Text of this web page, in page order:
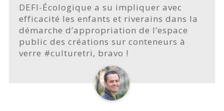
DEFI-Écologique a su impliquer avec
efficacité les enfants et riverains dans la
démarche d’appropriation de l’espace
public des créations sur conteneurs à
verre #culturetri, bravo !